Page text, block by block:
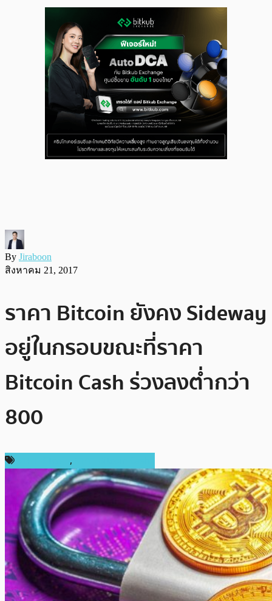
By Jiraboon
สิงหาคม 21, 2017
ราคา Bitcoin ยังคง Sideway
อยู่ในกรอบขณะที่ราคา
Bitcoin Cash ร่วงลงต่ำกว่า
800
,